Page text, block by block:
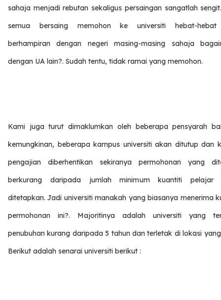
sahaja menjadi rebutan sekaligus persaingan sangatlah
semua bersaing memohon ke universiti hebat-
berhampiran dengan negeri masing-masing sahaja
dengan UA lain?. Sudah tentu, tidak ramai yang memohon.
Kami juga turut dimaklumkan oleh beberapa pensyarah
kemungkinan, beberapa kampus universiti akan ditutup dan
pengajian diberhentikan sekiranya permohonan yang
berkurang daripada jumlah minimum kuantiti pelajar
ditetapkan. Jadi universiti manakah yang biasanya menerima
permohonan ini?. Majoritinya adalah universiti yang
penubuhan kurang daripada 5 tahun dan terletak di lokasi
Berikut adalah senarai universiti berikut :